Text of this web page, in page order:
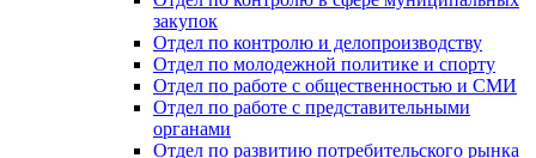
закупок
Отдел по контролю и делопроизводству
Отдел по молодежной политике и спорту
Отдел по работе с общественностью и СМИ
Отдел по работе с представительными
органами
Отдел по развитию потребительского рынка